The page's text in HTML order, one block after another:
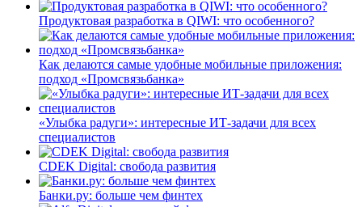
Продуктовая разработка в QIWI: что особенного?
Как делаются самые удобные мобильные приложения:
подход «Промсвязьбанка»
«Улыбка радуги»: интересные ИТ-задачи для всех
специалистов
CDEK Digital: свобода развития
Банки.ру: больше чем финтех